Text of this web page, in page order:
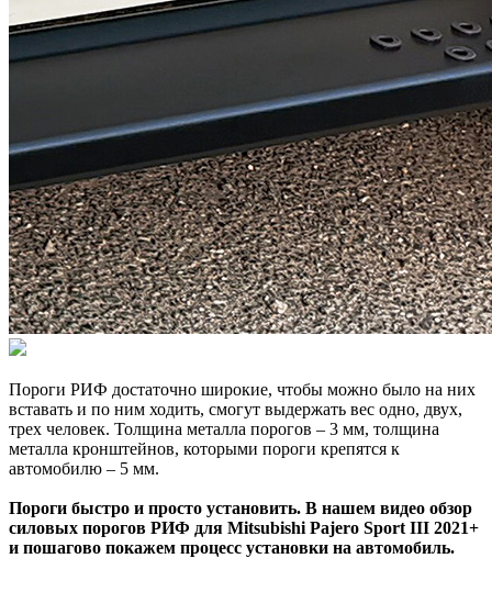
Пороги РИФ достаточно широкие, чтобы можно было на них
вставать и по ним ходить, смогут выдержать вес одно, двух,
трех человек. Толщина металла порогов – 3 мм, толщина
металла кронштейнов, которыми пороги крепятся к
автомобилю – 5 мм.
Пороги быстро и просто установить. В нашем видео обзор
силовых порогов РИФ для Mitsubishi Pajero Sport III 2021+
и пошагово покажем процесс установки на автомобиль.